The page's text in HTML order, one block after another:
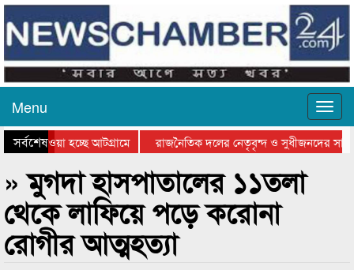
Menu
সর্বশেষ
যাওয়া হচ্ছে আটগ্রামে
রাজনৈতিক দলের নেতৃবৃন্দ ও সুধীজনদের সাথে
» মুগদা হাসপাতালের ১১তলা
থেকে লাফিয়ে পড়ে করোনা
রোগীর আত্মহত্যা